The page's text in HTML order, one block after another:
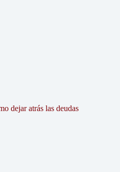
dejar atrás las deudas